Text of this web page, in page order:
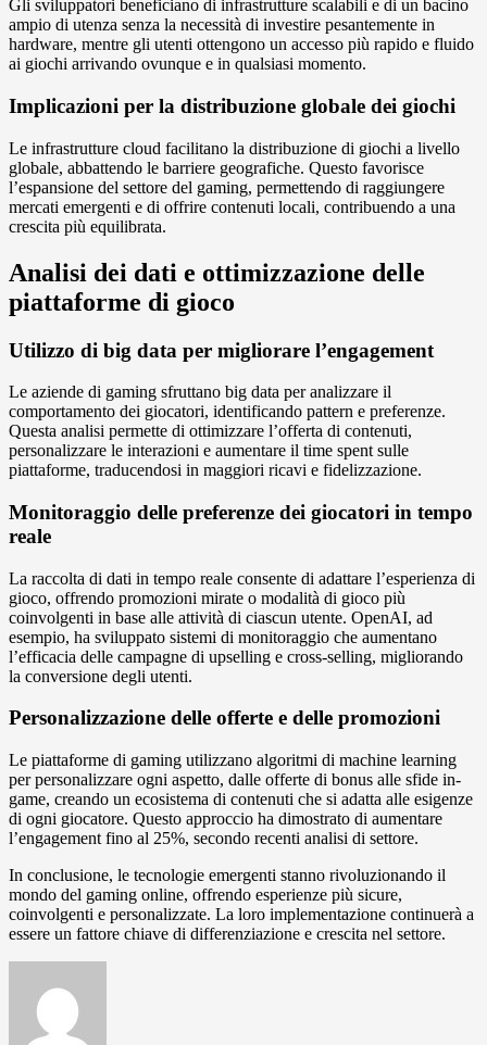
Gli sviluppatori beneficiano di infrastrutture scalabili e di un bacino
ampio di utenza senza la necessità di investire pesantemente in
hardware, mentre gli utenti ottengono un accesso più rapido e fluido
ai giochi arrivando ovunque e in qualsiasi momento.
Implicazioni per la distribuzione globale dei giochi
Le infrastrutture cloud facilitano la distribuzione di giochi a livello
globale, abbattendo le barriere geografiche. Questo favorisce
l’espansione del settore del gaming, permettendo di raggiungere
mercati emergenti e di offrire contenuti locali, contribuendo a una
crescita più equilibrata.
Analisi dei dati e ottimizzazione delle
piattaforme di gioco
Utilizzo di big data per migliorare l’engagement
Le aziende di gaming sfruttano big data per analizzare il
comportamento dei giocatori, identificando pattern e preferenze.
Questa analisi permette di ottimizzare l’offerta di contenuti,
personalizzare le interazioni e aumentare il time spent sulle
piattaforme, traducendosi in maggiori ricavi e fidelizzazione.
Monitoraggio delle preferenze dei giocatori in tempo
reale
La raccolta di dati in tempo reale consente di adattare l’esperienza di
gioco, offrendo promozioni mirate o modalità di gioco più
coinvolgenti in base alle attività di ciascun utente. OpenAI, ad
esempio, ha sviluppato sistemi di monitoraggio che aumentano
l’efficacia delle campagne di upselling e cross-selling, migliorando
la conversione degli utenti.
Personalizzazione delle offerte e delle promozioni
Le piattaforme di gaming utilizzano algoritmi di machine learning
per personalizzare ogni aspetto, dalle offerte di bonus alle sfide in-
game, creando un ecosistema di contenuti che si adatta alle esigenze
di ogni giocatore. Questo approccio ha dimostrato di aumentare
l’engagement fino al 25%, secondo recenti analisi di settore.
In conclusione, le tecnologie emergenti stanno rivoluzionando il
mondo del gaming online, offrendo esperienze più sicure,
coinvolgenti e personalizzate. La loro implementazione continuerà a
essere un fattore chiave di differenziazione e crescita nel settore.